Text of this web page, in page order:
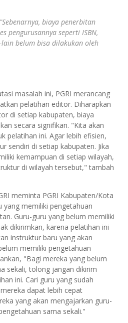
biaya penerbitan
pengurusannya seperti ISBN,
belum bisa dilakukan oleh
masalah ini, PGRI merancang
pelatihan editor. Diharapkan
di setiap kabupaten, biaya
secara signifikan. "Kita akan
pelatihan ini. Agar lebih efisien,
sendiri di setiap kabupaten. Jika
kemampuan di setiap wilayah,
di wilayah tersebut," tambah
meminta PGRI Kabupaten/Kota
yang memiliki pengetahuan
Guru-guru yang belum memiliki
dikirimkan, karena pelatihan ini
instruktur baru yang akan
memiliki pengetahuan
"Bagi mereka yang belum
sekali, tolong jangan dikirim
ini. Cari guru yang sudah
dapat lebih cepat
yang akan mengajarkan guru-
sama sekali."